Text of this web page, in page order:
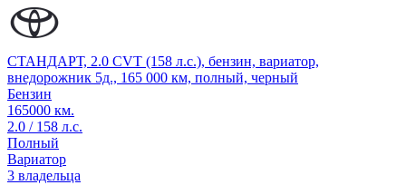
СТАНДАРТ, 2.0 CVT (158 л.с.), бензин, вариатор,
внедорожник 5д., 165 000 км, полный, черный
Бензин
165000 км.
2.0 / 158 л.с.
Полный
Вариатор
3 владельца